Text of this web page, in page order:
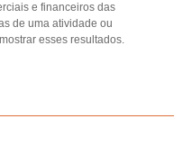
e financeiros das
de uma atividade ou
esses resultados.